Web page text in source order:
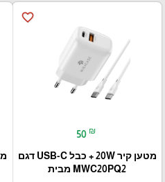
favorite_border
50 ₪
מטען קיר 20W + כבל USB-C דגם
MWC20PQ2 מבית